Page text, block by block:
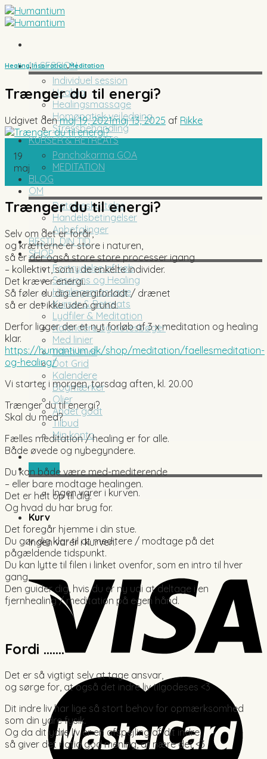
Skip
to
1:1 SESSION
Individuel session
Healing
Healingsmassage
Homøpatisk vejledning
Stressbehandling
KURSER & RETREATS
Panchakarma GOA
MEDITATION
BLOG
OM
Databeskyttelse
Handelsbetingelser
Anbefalinger
BESTIL DIN TID
SHOP
Fortrydelse af køb
Sessions og Healing
Healingsmassage
Kurser & Retreats
Lydfiler & Meditation
Kalendere og notesbøger
Med linier
Uden linier
Dot Grid
Kalendere
Bogmærker
Olier
Andet godt
Tilbud
Min konto
0,00kr.
Ingen varer i kurven.
Kurv
Ingen varer i kurven.
Healing,Inspiration,Meditation
Trænger du til energi?
Udgivet denmaj 19, 2021maj 13, 2025 af Rikke
19
maj
Trænger du til energi?
Selv om det er forår,
og kræfterne er store i naturen,
så er der også store store processer igang
– kollektivt, som i de enkelte individer.
Det kræver energi.
Så føler du dig energiforladt / drænet
så er det ikke uden grund.
Derfor ligger der et nyt forløb af 3 x meditation og healing
klar.
https://humantium.dk/shop/meditation/faellesmeditation-
og-healing/
Vi starter i morgen, torsdag aften, kl. 20.00
Trænger du til energi?
Skal du med?
Fælles meditation / healing er for alle.
Både øvede og nybegyndere.
Du kan både være med-mediterende
– eller bare modtage healingen.
Det er helt op til dig.
Og hvad du har brug for.
Det foregår hjemme i din stue.
Du gør dig klar til at meditere / modtage på det
pågældende tidspunkt.
Du kan lytte til filen i linket ovenfor, som en intro til hver
gang.
Den guider dig, hvis du er ny udi at deltage i en
fjernhealing / meditation på egen hånd.
Fordi …….
Det er så vigtigt selv at tage ansvar,
og sørge for, at også det indre liv tilgodeses <3
Dit indre liv har lige så stort behov for opmærksomhed
som din ydre fysik.
Og da dit ydre liv er en afspejling af dit indre,
så giver det rigtig god mening, at nære det <3